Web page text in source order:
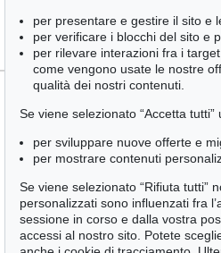
per presentare e gestire il sito e
per verificare i blocchi del sito e
per rilevare interazioni fra i
come vengono usate le nostre
qualità dei nostri contenuti.
Se viene selezionato “Accetta
per sviluppare nuove offerte e
per mostrare contenuti
Se viene selezionato “Rifiuta tutti”
personalizzati sono influenzati fra
sessione in corso e dalla vostra
accessi al nostro sito. Potete